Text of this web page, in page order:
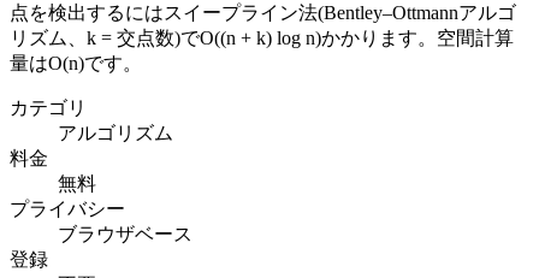
点を検出するにはスイープライン法(Bentley–Ottmannアルゴ
リズム、k = 交点数)でO((n + k) log n)かかります。空間計算
量はO(n)です。
カテゴリ
アルゴリズム
料金
無料
プライバシー
ブラウザベース
登録